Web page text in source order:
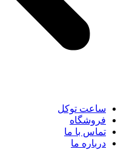
ساعت توکل
فروشگاه
تماس با ما
درباره ما